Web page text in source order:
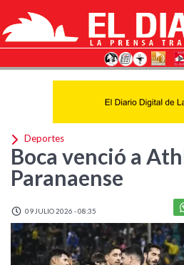
Deportes
Boca venció a
Paranaense
09 JULIO 2026 - 08:35